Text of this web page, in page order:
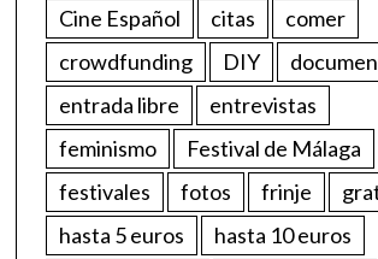
Cine Español
citas
comer
crowdfunding
DIY
entrada libre
entrevistas
feminismo
Festival de Málaga
festivales
fotos frinje
hasta 5 euros
hasta 10 euros